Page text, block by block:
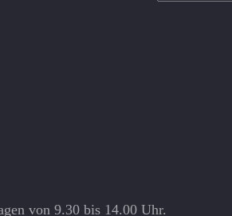
von 9.30 bis 14.00 Uhr.